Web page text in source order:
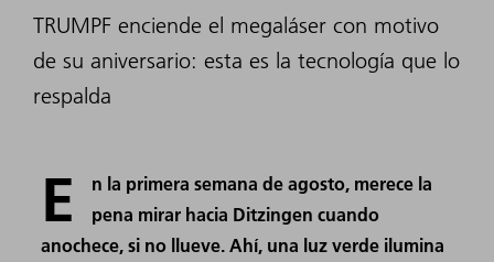
TRUMPF enciende el megaláser con motivo
de su aniversario: esta es la tecnología que lo
respalda
E
n la primera semana de agosto, merece la
pena mirar hacia Ditzingen cuando
anochece, si no llueve. Ahí, una luz verde ilumina